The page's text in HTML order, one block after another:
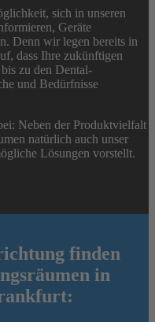
sich in unseren
Geräte
Denn wir legen bereits in
dass Ihre zukünftigen
zu den Dental-
und Bedürfnisse
Neben der Produktvielfalt
natürlich auch unser
Lösungen vorstellt.
finden
in